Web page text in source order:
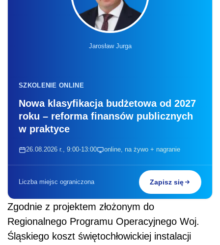
Jarosław Jurga
SZKOLENIE ONLINE
Nowa klasyfikacja budżetowa od 2027
roku – reforma finansów publicznych
w praktyce
26.08.2026 r., 9:00-13:00 online, na żywo + nagranie
Liczba miejsc ograniczona Zapisz się
Zgodnie z projektem złożonym do
Regionalnego Programu Operacyjnego Woj.
Śląskiego koszt świętochłowickiej instalacji